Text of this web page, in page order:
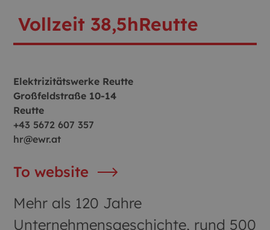
Vollzeit 38,5hReutte
Elektrizitätswerke Reutte
Großfeldstraße 10-14
Reutte
+43 5672 607 357
hr@ewr.at
To website
Mehr als 120 Jahre
Unternehmensgeschichte, rund 500